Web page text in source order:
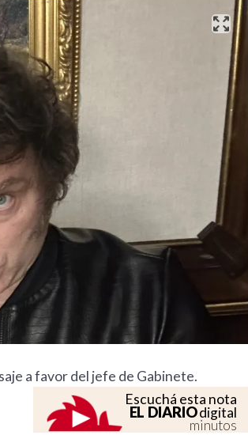
a favor del jefe de Gabinete.
Escuchá esta nota
EL DIARIOdigital
minutos